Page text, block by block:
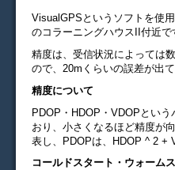
VisualGPSというソフトを使
のコラーニングハウスII付近
精度は、受信状況によっては
ので、20mくらいの誤差が出て
精度について
PDOP・HDOP・VDOPとい
おり、小さくなるほど精度が
表し、PDOPは、HDOP ^ 2 +
コールドスタート・ウォーム